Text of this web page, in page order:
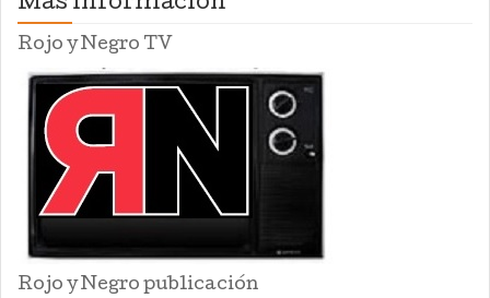
Mas información
Rojo y Negro TV
Rojo y Negro publicación